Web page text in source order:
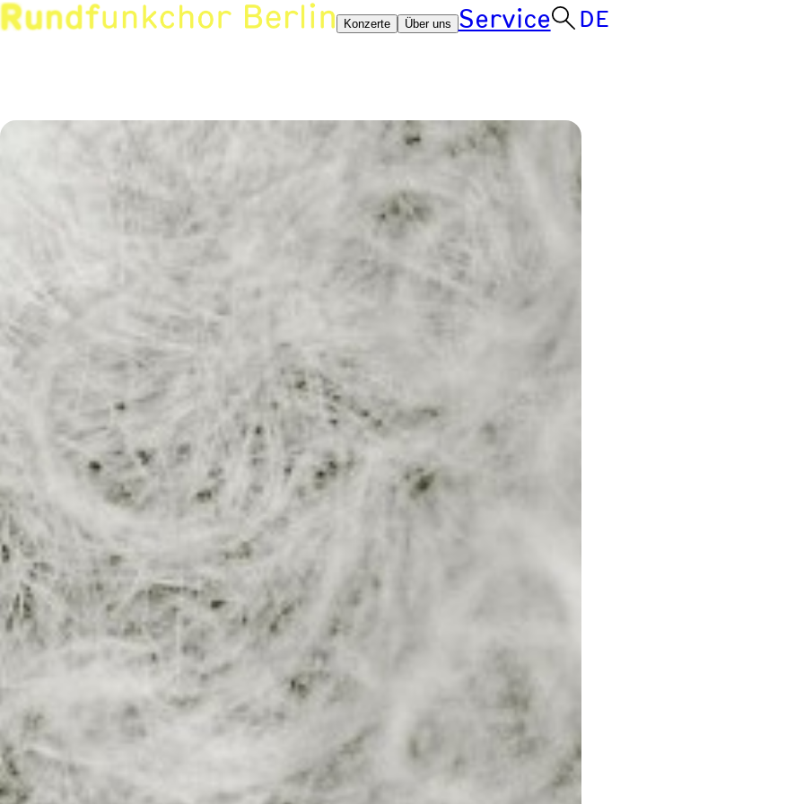
Konzerte Über uns Service DE